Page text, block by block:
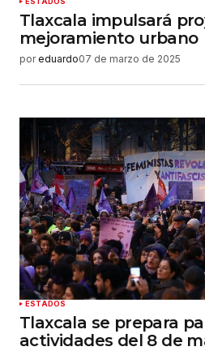
Tlaxcala impulsará
mejoramiento urbano
por eduardo07 de marzo de 2025
ESTADOS
Tlaxcala se prepara
actividades del 8 de